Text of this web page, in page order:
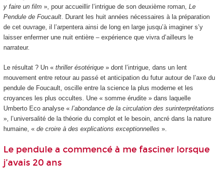
y faire un film», pour accueillir l’intrigue de son deuxième roman, Le
Pendule de Foucault. Durant les huit années nécessaires à la préparation
de cet ouvrage, il l’arpentera ainsi de long en large jusqu’à imaginer s’y
laisser enfermer une nuit entière – expérience que vivra d’ailleurs le
narrateur.
Le résultat ? Un « thriller ésotérique» dont l’intrigue, dans un lent
mouvement entre retour au passé et anticipation du futur autour de l’axe du
pendule de Foucault, oscille entre la science la plus moderne et les
croyances les plus occultes. Une « somme érudite » dans laquelle
Umberto Eco analyse « l’abondance de la circulation des surinterprétations
», l’universalité de la théorie du complot et le besoin, ancré dans la nature
humaine, « de croire à des explications exceptionnelles ».
Le pendule a commencé à me fasciner lorsque
j’avais 20 ans